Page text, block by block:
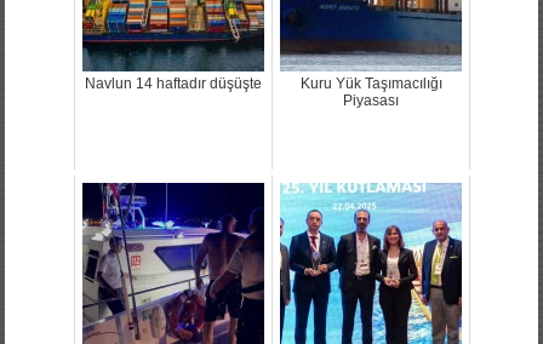
Navlun 14 haftadır düşüşte
Kuru Yük Taşımacılığı
Piyasası